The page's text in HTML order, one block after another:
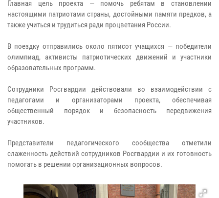
Главная цель проекта — помочь ребятам в становлении
настоящими патриотами страны, достойными памяти предков, а
также учиться и трудиться ради процветания России.
В поездку отправились около пятисот учащихся — победители
олимпиад, активисты патриотических движений и участники
образовательных программ.
Сотрудники Росгвардии действовали во взаимодействии с
педагогами и организаторами проекта, обеспечивая
общественный порядок и безопасность передвижения
участников.
Представители педагогического сообщества отметили
слаженность действий сотрудников Росгвардии и их готовность
помогать в решении организационных вопросов.